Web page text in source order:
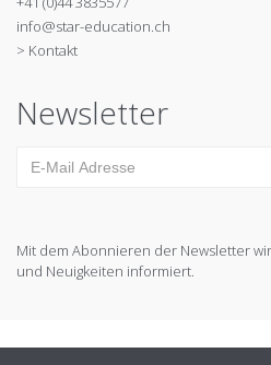
info@star-education.ch
> Kontakt
Newsletter
Mit dem Abonnieren der Newsletter
und Neuigkeiten informiert.